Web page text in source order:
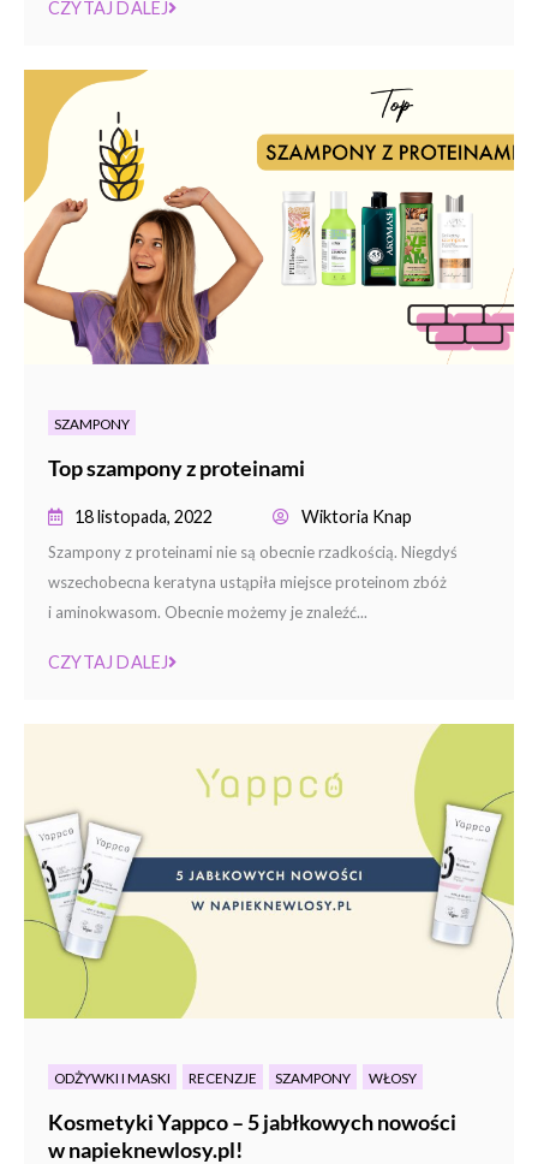
CZYTAJ DALEJ
SZAMPONY
Top szampony z proteinami
18 listopada, 2022 Wiktoria Knap
Szampony z proteinami nie są obecnie rzadkością. Niegdyś
wszechobecna keratyna ustąpiła miejsce proteinom zbóż
i aminokwasom. Obecnie możemy je znaleźć...
CZYTAJ DALEJ
ODŻYWKI I MASKI RECENZJE SZAMPONY WŁOSY
Kosmetyki Yappco – 5 jabłkowych nowości
w napieknewlosy.pl!